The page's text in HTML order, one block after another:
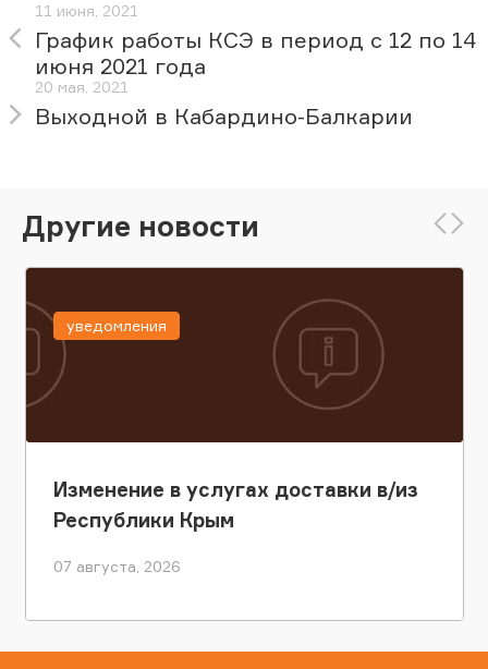
11 июня, 2021
График работы КСЭ в период с 12 по 14
июня 2021 года
20 мая, 2021
Выходной в Кабардино-Балкарии
Другие новости
Изменение в услугах доставки в/из
Республики Крым
07 августа, 2026
уведомления